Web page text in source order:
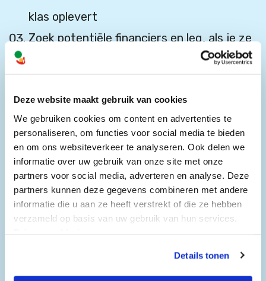
Deze website maakt gebruik van cookies
We gebruiken cookies om content en advertenties te
personaliseren, om functies voor social media te bieden
en om ons websiteverkeer te analyseren. Ook delen we
informatie over uw gebruik van onze site met onze
partners voor social media, adverteren en analyse. Deze
partners kunnen deze gegevens combineren met andere
informatie die u aan ze heeft verstrekt of die ze hebben
verzameld op basis van uw gebruik van hun services.
Details tonen
klas oplevert
Zoek potentiële financiers en leg, als je ze
benadert, de link met hun waarden of
Kies de juiste methode. Wat past het
beste bij het doel en de doelgroep?
Voorbeelden vind je hieronder: een
evenement of crowdfunding organiseren,
bedrijven of serviceclubs benaderen,
grote fondsen aanschrijven
Gebruik bijvoorbeeld een echte én een
online collectebus